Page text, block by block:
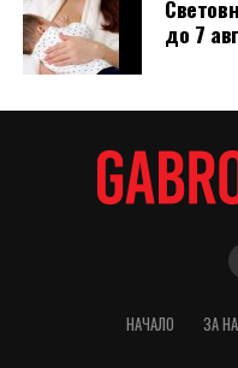
до 7
НАЧАЛО ЗА